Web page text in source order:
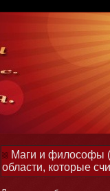
Маги и философы
области, которые